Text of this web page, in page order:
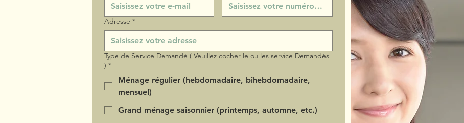
Adresse *
Type de Service Demandé ( Veuillez cocher le ou les service Demandés
) *
Ménage régulier (hebdomadaire, bihebdomadaire,
mensuel)
Grand ménage saisonnier (printemps, automne, etc.)